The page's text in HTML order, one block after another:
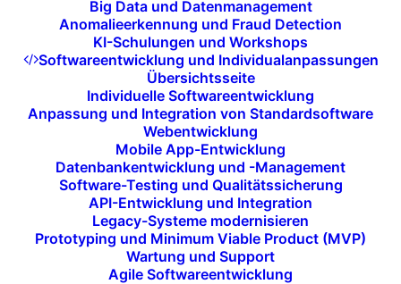
Big Data und Datenmanagement
Anomalieerkennung und Fraud Detection
KI-Schulungen und Workshops
Softwareentwicklung und Individualanpassungen
Übersichtsseite
Individuelle Softwareentwicklung
Anpassung und Integration von Standardsoftware
Webentwicklung
Mobile App-Entwicklung
Datenbankentwicklung und -Management
Software-Testing und Qualitätssicherung
API-Entwicklung und Integration
Legacy-Systeme modernisieren
Prototyping und Minimum Viable Product (MVP)
Wartung und Support
Agile Softwareentwicklung
Strategische Nutzung von
Technologietrends:
UnsereTechnologieberatungsorgt dafür, dass Sie
Trendsgezielt und effizient nutzen, um
Ihre Geschäftsprozesse zu verbessern.
JETZT KONTAKT AUFNEHMEN